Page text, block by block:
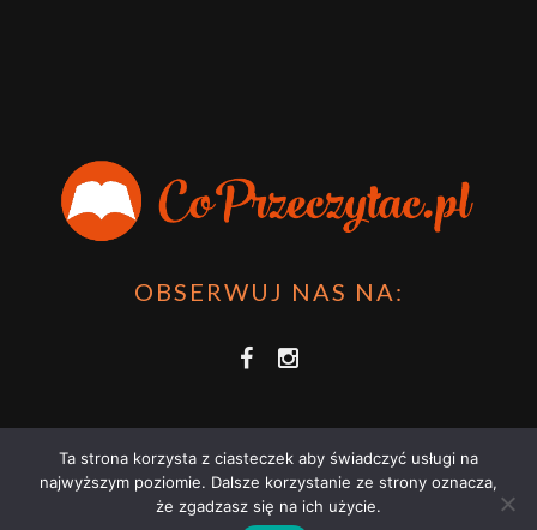
OBSERWUJ NAS NA:
COPRZECZYTAĆ.PL 2021 | STRONA WYKORZYSTUJE PLIKI COOKIES |
Ta strona korzysta z ciasteczek aby świadczyć usługi na
najwyższym poziomie. Dalsze korzystanie ze strony oznacza,
że zgadzasz się na ich użycie.